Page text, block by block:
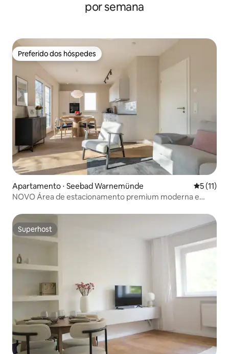
por semana
Preferido dos hóspedes
Preferido dos hóspedes
Apartamento ⋅ Seebad Warnemünde 5 de uma
5 (11)
NOVO Área de estacionamento premium moderna e
Superhost
Superhost